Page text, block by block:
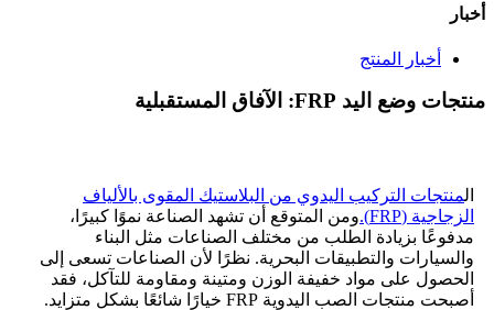
أخبار
أخبار المنتج
منتجات وضع اليد FRP: الآفاق المستقبلية
المنتجات التركيب اليدوي من البلاستيك المقوى بالألياف
الزجاجية (FRP).
ومن المتوقع أن تشهد الصناعة نموًا كبيرًا،
مدفوعًا بزيادة الطلب من مختلف الصناعات مثل البناء
والسيارات والتطبيقات البحرية. نظرًا لأن الصناعات تسعى إلى
الحصول على مواد خفيفة الوزن ومتينة ومقاومة للتآكل، فقد
أصبحت منتجات الصب اليدوية FRP خيارًا شائعًا بشكل متزايد.